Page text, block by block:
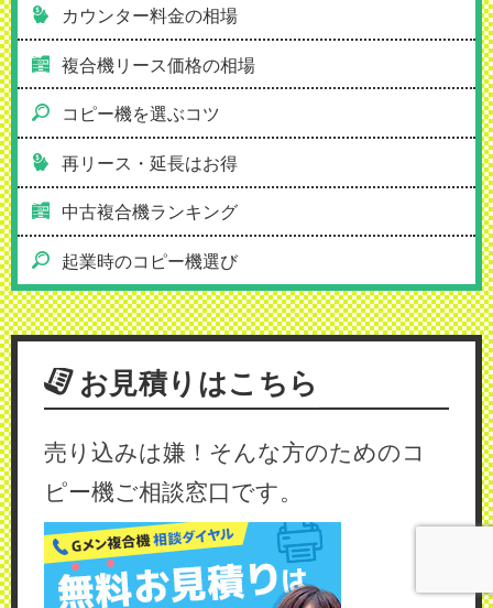
カウンター料金の相場
複合機リース価格の相場
コピー機を選ぶコツ
再リース・延長はお得
中古複合機ランキング
起業時のコピー機選び
お見積りはこちら
売り込みは嫌！そんな方のためのコ
ピー機ご相談窓口です。